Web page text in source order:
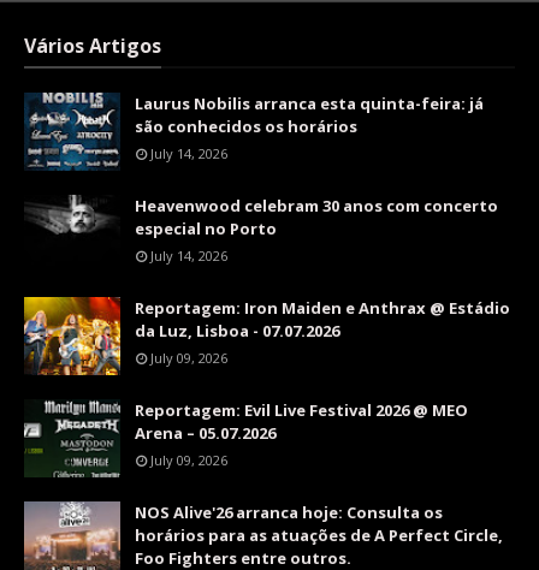
Vários Artigos
Laurus Nobilis arranca esta quinta-feira: já
são conhecidos os horários
July 14, 2026
Heavenwood celebram 30 anos com concerto
especial no Porto
July 14, 2026
Reportagem: Iron Maiden e Anthrax @ Estádio
da Luz, Lisboa - 07.07.2026
July 09, 2026
Reportagem: Evil Live Festival 2026 @ MEO
Arena – 05.07.2026
July 09, 2026
NOS Alive'26 arranca hoje: Consulta os
horários para as atuações de A Perfect Circle,
Foo Fighters entre outros.